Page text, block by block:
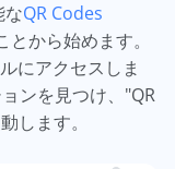
なQR Codes
から始めます。
にアクセスしま
ンを見つけ、"QR
します。